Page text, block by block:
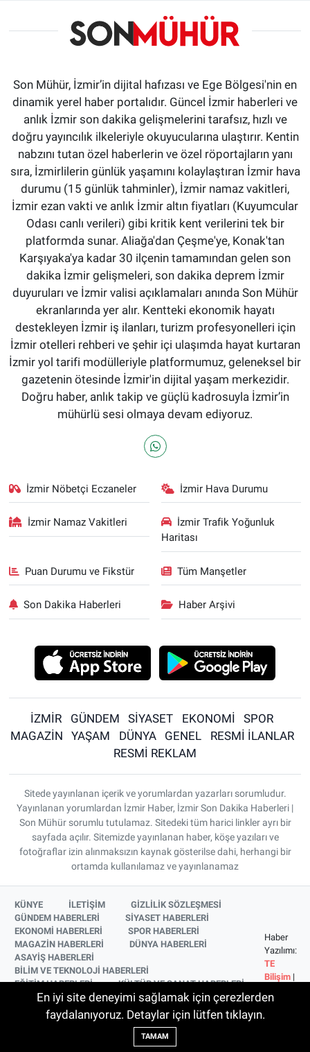
Son Mühür, İzmir’in dijital hafızası ve Ege Bölgesi'nin en
dinamik yerel haber portalıdır. Güncel İzmir haberleri ve
anlık İzmir son dakika gelişmelerini tarafsız, hızlı ve
doğru yayıncılık ilkeleriyle okuyucularına ulaştırır. Kentin
nabzını tutan özel haberlerin ve özel röportajların yanı
sıra, İzmirlilerin günlük yaşamını kolaylaştıran İzmir hava
durumu (15 günlük tahminler), İzmir namaz vakitleri,
İzmir ezan vakti ve anlık İzmir altın fiyatları (Kuyumcular
Odası canlı verileri) gibi kritik kent verilerini tek bir
platformda sunar. Aliağa'dan Çeşme'ye, Konak'tan
Karşıyaka'ya kadar 30 ilçenin tamamından gelen son
dakika İzmir gelişmeleri, son dakika deprem İzmir
duyuruları ve İzmir valisi açıklamaları anında Son Mühür
ekranlarında yer alır. Kentteki ekonomik hayatı
destekleyen İzmir iş ilanları, turizm profesyonelleri için
İzmir otelleri rehberi ve şehir içi ulaşımda hayat kurtaran
İzmir yol tarifi modülleriyle platformumuz, geleneksel bir
gazetenin ötesinde İzmir'in dijital yaşam merkezidir.
Doğru haber, anlık takip ve güçlü kadrosuyla İzmir’in
mühürlü sesi olmaya devam ediyoruz.
İzmir Nöbetçi Eczaneler İzmir Hava Durumu
İzmir Namaz Vakitleri
İzmir Trafik Yoğunluk
Haritası
Puan Durumu ve Fikstür Tüm Manşetler
Son Dakika Haberleri Haber Arşivi
İZMİR GÜNDEM SİYASET EKONOMİ
SPOR
MAGAZİN
YAŞAM DÜNYA GENEL
RESMİ İLANLAR
RESMİ REKLAM
Sitede yayınlanan içerik ve yorumlardan yazarları sorumludur.
Yayınlanan yorumlardan İzmir Haber, İzmir Son Dakika Haberleri |
Son Mühür sorumlu tutulamaz. Sitedeki tüm harici linkler ayrı bir
sayfada açılır. Sitemizde yayınlanan haber, köşe yazıları ve
fotoğraflar izin alınmaksızın kaynak gösterilse dahi, herhangi bir
ortamda kullanılamaz ve yayınlanamaz
KÜNYE İLETİŞİM
GİZLİLİK SÖZLEŞMESİ
GÜNDEM HABERLERİ
SİYASET HABERLERİ
EKONOMİ HABERLERİ
SPOR HABERLERİ
MAGAZİN HABERLERİ
DÜNYA HABERLERİ
ASAYİŞ HABERLERİ
BİLİM VE TEKNOLOJİ HABERLERİ
EĞİTİM HABERLERİ
KÜLTÜR VE SANAT HABERLERİ
SAĞLIK HABERLERİ
YAŞAM HABERLERİ
YEREL HABERLER
İZMİR HABERLERİ
SİNEMA VE TELEVİZYON HABERLERİ
Haber
Yazılımı:
TE
Bilişim |
© 2026
En iyi site deneyimi sağlamak için çerezlerden
faydalanıyoruz. Detaylar için lütfen tıklayın.
TAMAM